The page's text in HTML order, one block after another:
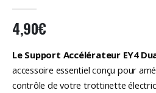
4,90€
Le Support Accélérateur EY4
accessoire essentiel conçu pour
contrôle de votre trottinette